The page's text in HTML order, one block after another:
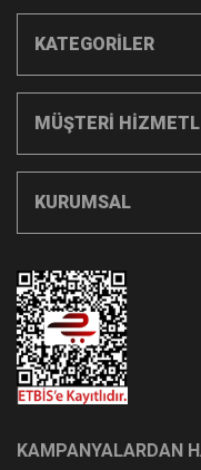
KATEGORİLER
MÜŞTERİ
KURUMSAL
KAMPANYALARDAN